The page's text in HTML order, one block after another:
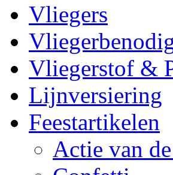
Vliegers
Vliegerstof &
Lijnversiering
Feestartikelen
Actie van